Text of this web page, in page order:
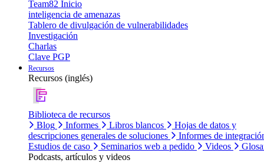
Team82 Inicio
inteligencia de amenazas
Tablero de divulgación de vulnerabilidades
Investigación
Charlas
Clave PGP
Recursos
Recursos (inglés)
Biblioteca de recursos
Blog
Informes Libros blancos
Hojas de datos y
descripciones generales de soluciones
Informes de
Estudios de caso
Seminarios web a pedido Videos
Podcasts, artículos y videos